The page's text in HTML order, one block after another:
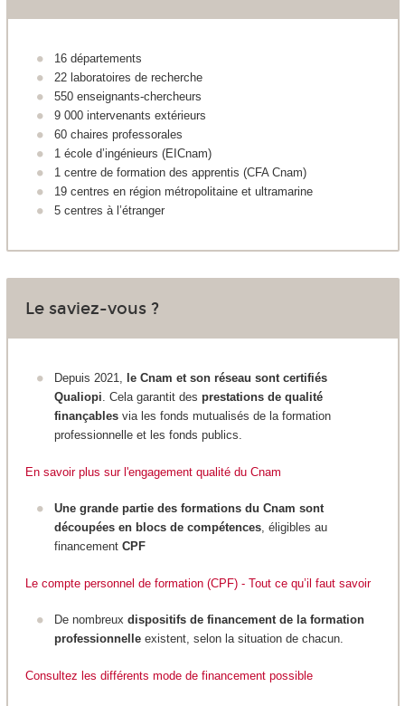
16 départements
22 laboratoires de recherche
550 enseignants-chercheurs
9 000 intervenants extérieurs
60 chaires professorales
1 école d’ingénieurs (EICnam)
1 centre de formation des apprentis (CFA Cnam)
19 centres en région métropolitaine et ultramarine
5 centres à l’étranger
Le saviez-vous ?
Depuis 2021, le Cnam et son réseau sont certifiés
Qualiopi. Cela garantit des prestations de qualité
finançables via les fonds mutualisés de la formation
professionnelle et les fonds publics.
En savoir plus sur l'engagement qualité du Cnam
Une grande partie des formations du Cnam sont
découpées en blocs de compétences, éligibles au
financement CPF
Le compte personnel de formation (CPF) - Tout ce qu’il faut savoir
De nombreux dispositifs de financement de la formation
professionnelle existent, selon la situation de chacun.
Consultez les différents mode de financement possible